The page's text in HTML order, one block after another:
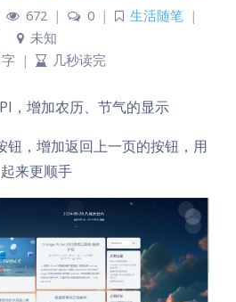
672 | 0 | 生活随笔
|
未知
| 几秒读完
，增加农历、节气的显示
钮，增加返回上一页的按钮，用
起来更顺手